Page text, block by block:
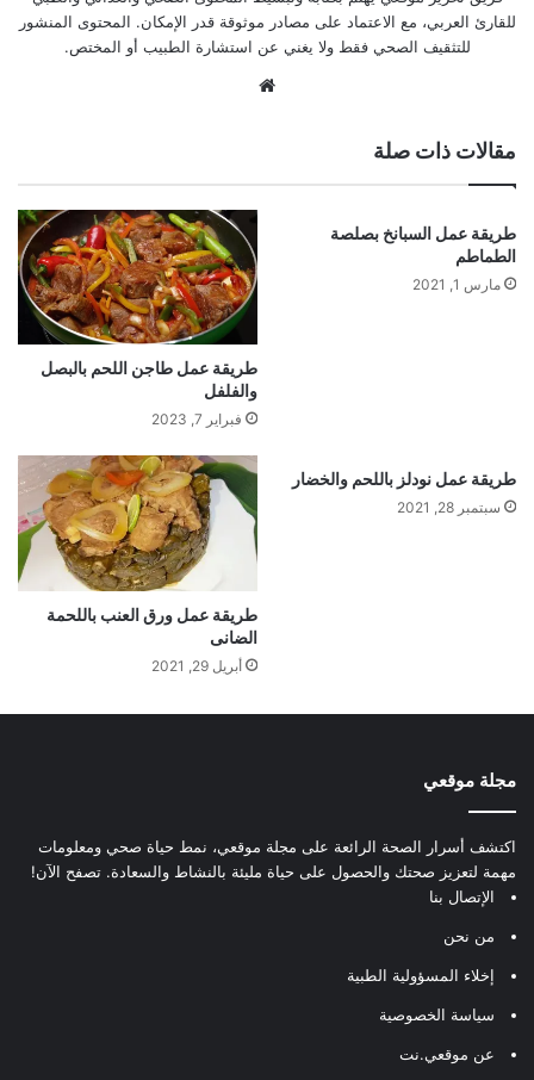
للقارئ العربي، مع الاعتماد على مصادر موثوقة قدر الإمكان. المحتوى المنشور
للتثقيف الصحي فقط ولا يغني عن استشارة الطبيب أو المختص.
مقالات ذات صلة
طريقة عمل السبانخ بصلصة
الطماطم
مارس 1, 2021
طريقة عمل طاجن اللحم بالبصل
والفلفل
فبراير 7, 2023
طريقة عمل نودلز باللحم والخضار
سبتمبر 28, 2021
طريقة عمل ورق العنب باللحمة
الضانى
أبريل 29, 2021
مجلة موقعي
اكتشف أسرار الصحة الرائعة على مجلة موقعي، نمط حياة صحي ومعلومات
مهمة لتعزيز صحتك والحصول على حياة مليئة بالنشاط والسعادة. تصفح الآن!
الإتصال بنا
من نحن
إخلاء المسؤولية الطبية
سياسة الخصوصية
عن موقعي.نت